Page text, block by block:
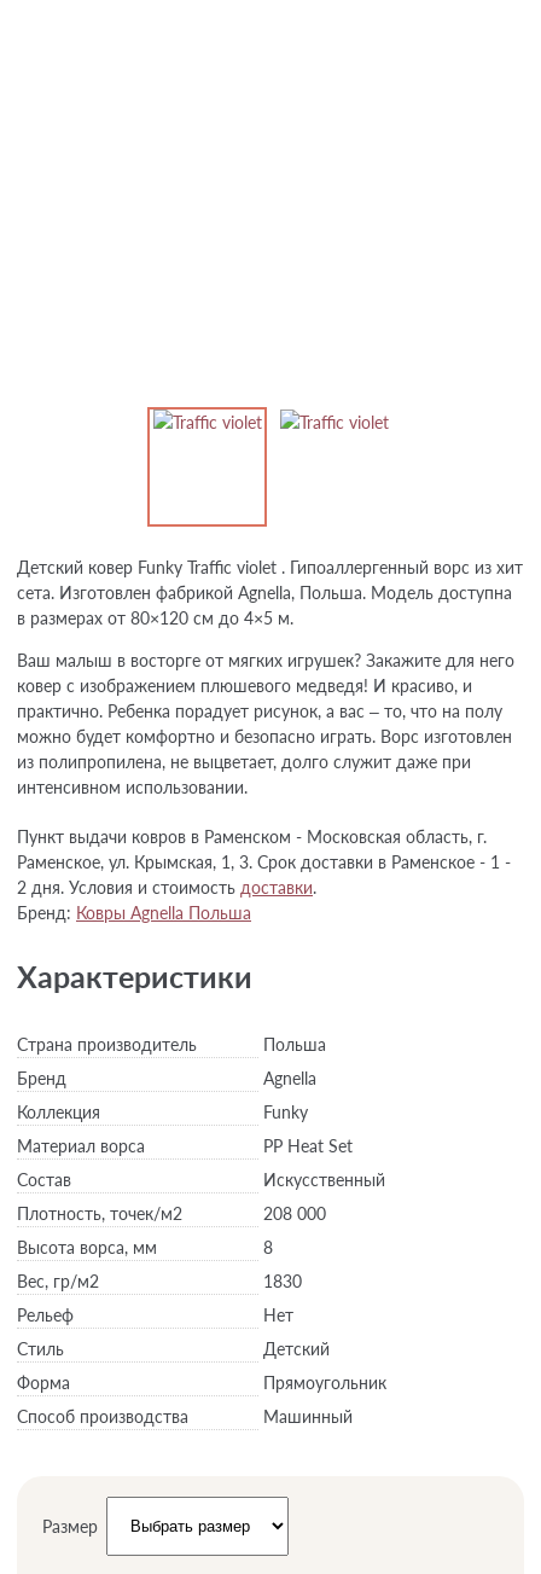
Детский ковер Funky Traffic violet . Гипоаллергенный ворс из хит
сета. Изготовлен фабрикой Agnella, Польша. Модель доступна
в размерах от 80×120 см до 4×5 м.
Ваш малыш в восторге от мягких игрушек? Закажите для него
ковер с изображением плюшевого медведя! И красиво, и
практично. Ребенка порадует рисунок, а вас – то, что на полу
можно будет комфортно и безопасно играть. Ворс изготовлен
из полипропилена, не выцветает, долго служит даже при
интенсивном использовании.
Пункт выдачи ковров в Раменском - Московская область, г.
Раменское, ул. Крымская, 1, 3. Срок доставки в Раменское - 1 -
2 дня. Условия и стоимость доставки.
Бренд: Ковры Agnella Польша
Характеристики
Страна производитель
Польша
Бренд
Agnella
Коллекция
Funky
Материал ворса
PP Heat Set
Состав
Искусственный
Плотность, точек/м2
208 000
Высота ворса, мм
8
Вес, гр/м2
1830
Рельеф
Нет
Стиль
Детский
Форма
Прямоугольник
Способ производства
Машинный
Размер